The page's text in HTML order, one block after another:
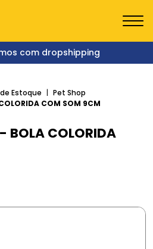
com dropshipping
Estoque
Pet Shop
COM SOM 9CM
BOLA COLORIDA